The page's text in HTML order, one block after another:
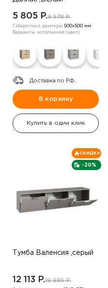
5 805 P.9 578 P.
Габаритные размеры:500х500 мм
Варианты исполнения (цвет):
Доставка по РФ.
В корзину
Купить в один клик
-20%
СКИДКА
Тумба Валенсия ,серый
12 113 P.19 986 P.